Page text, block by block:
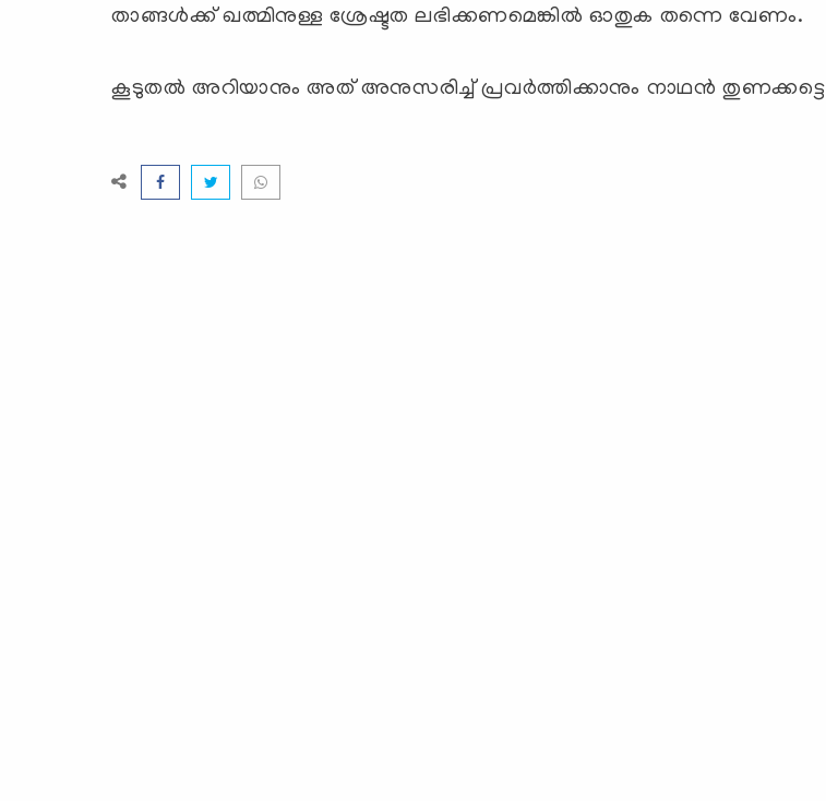
താങ്ങൾക്ക് ഖത്മിനുള്ള ശ്രേഷ്ടത ലഭിക്കണമെങ്കിൽ ഓതുക തന്നെ വേണം.
കൂടുതല്‍ അറിയാനും അത് അനുസരിച്ച് പ്രവര്‍ത്തിക്കാനും നാഥന്‍ തുണക്കട്ടെ